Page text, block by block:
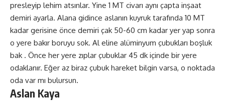
presleyip lehim atsınlar. Yine 1 MT civarı aynı çapta inşaat
demiri ayarla. Alana gidince aslanın kuyruk tarafında 10 MT
kadar gerisine önce demiri çak 50-60 cm kadar yer yap sonra
o yere bakır boruyu sok. Al eline alüminyum çubukları boşluk
bak . Önce her yere zıplar çubuklar 45 dk içinde bir yere
odaklanır. Eğer az biraz çubuk hareket bilgin varsa, o noktada
oda var mı bulursun.
Aslan Kaya